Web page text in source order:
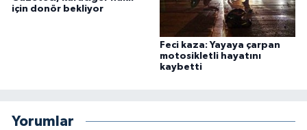
için donör bekliyor
Feci kaza: Yayaya çarpan
motosikletli hayatını
kaybetti
Yorumlar